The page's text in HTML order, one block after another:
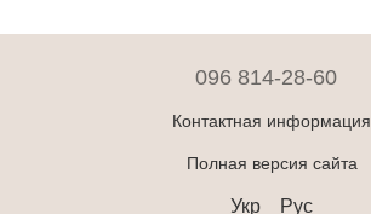
096 814-28-60
Контактная информация
Полная версия сайта
Укр Рус